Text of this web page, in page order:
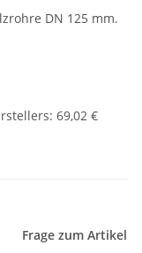
DN 125 mm.
: 69,02 €
Frage zum Artikel